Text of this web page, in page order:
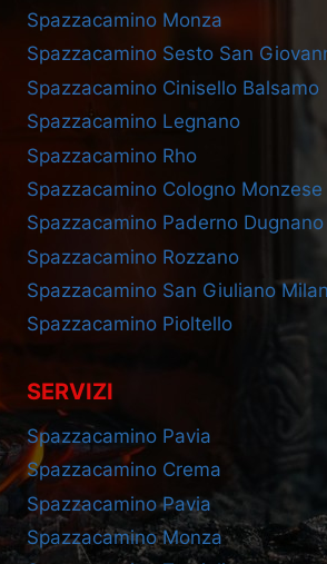
Spazzacamino Monza
Spazzacamino Sesto San
Spazzacamino Cinisello Balsamo
Spazzacamino Legnano
Spazzacamino Rho
Spazzacamino Cologno Monzese
Spazzacamino Paderno Dugnano
Spazzacamino Rozzano
Spazzacamino San Giuliano
Spazzacamino Pioltello
SERVIZI
Spazzacamino Pavia
Spazzacamino Crema
Spazzacamino Pavia
Spazzacamino Monza